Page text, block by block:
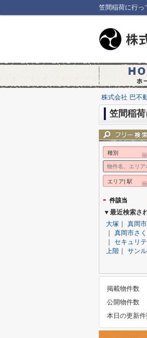
笠間稲荷に行っ
株式会社 巴不
笠間稲
種別
エリア| 駅
- 件該当
▼最近検索さ
大塚 ｜ 真岡市
｜ 真岡市さ
｜ セキュリ
上階 ｜ サン
掲載物件数
公開物件数
本日の更新